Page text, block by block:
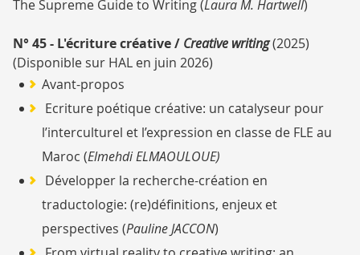
The Supreme Guide to Writing (Laura M. Hartwell)
N° 45 - L'écriture créative / Creative writing(2025)
(Disponible sur HAL en juin 2026)
Avant-propos
Ecriture poétique créative: un catalyseur pour
l’interculturel et l’expression en classe de FLE au
Maroc (Elmehdi ELMAOULOUE)
Développer la recherche-création en
traductologie: (re)définitions, enjeux et
perspectives (Pauline JACCON)